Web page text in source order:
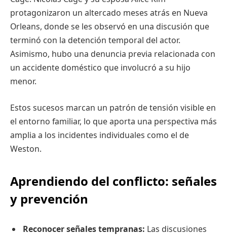
protagonizaron un altercado meses atrás en Nueva
Orleans, donde se les observó en una discusión que
terminó con la detención temporal del actor.
Asimismo, hubo una denuncia previa relacionada con
un accidente doméstico que involucró a su hijo
menor.
Estos sucesos marcan un patrón de tensión visible en
el entorno familiar, lo que aporta una perspectiva más
amplia a los incidentes individuales como el de
Weston.
Aprendiendo del conflicto: señales
y prevención
Reconocer señales tempranas: Las discusiones